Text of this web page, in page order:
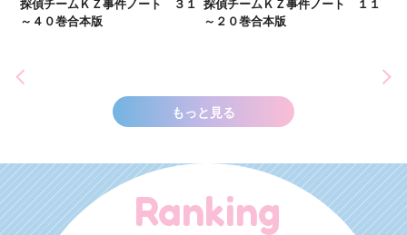
～４０巻合本版
～２０巻合本版
もっと見る
Ranking